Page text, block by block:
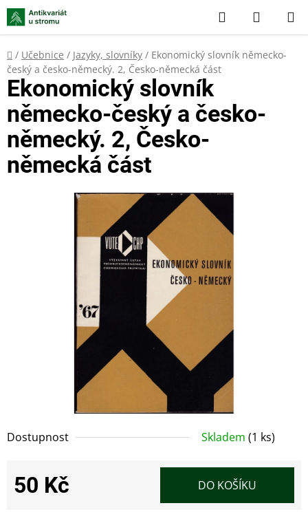
Přejít
na
obsah
Hledat
KOŠÍK
Domů
/ Učebnice / Jazyky, slovníky / Ekonomický slovník německo-
český a česko-německý. 2, Česko-německá část
Dostupnost Skladem (1 ks)
50 Kč DO KOŠÍKU
Ekonomický slovník
německo-český a česko-
německý. 2, Česko-
německá část